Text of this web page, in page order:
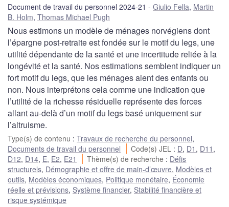
Document de travail du personnel 2024-21 Giulio Fella, Martin
B. Holm, Thomas Michael Pugh
Nous estimons un modèle de ménages norvégiens dont
l’épargne post-retraite est fondée sur le motif du legs, une
utilité dépendante de la santé et une incertitude reliée à la
longévité et la santé. Nos estimations semblent indiquer un
fort motif du legs, que les ménages aient des enfants ou
non. Nous interprétons cela comme une indication que
l’utilité de la richesse résiduelle représente des forces
allant au-delà d’un motif du legs basé uniquement sur
l’altruisme.
Type(s) de contenu : Travaux de recherche du personnel,
Documents de travail du personnel
Code(s) JEL : D, D1 , D11 ,
D12, D14, E, E2, E21 Thème(s) de recherche : Défis
structurels, Démographie et offre de main-d’œuvre, Modèles et
outils, Modèles économiques, Politique monétaire, Économie
réelle et prévisions, Système financier, Stabilité financière et
risque systémique